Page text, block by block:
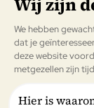
Ik ga ermee